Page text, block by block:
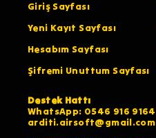
Giriş Sayfası
Yeni Kayıt Sayfası
Hesabım Sayfası
Şifremi Unuttum Sayfası
Destek Hattı
WhatsApp: 0546 916 9164
arditi.airsoft@gmail.com